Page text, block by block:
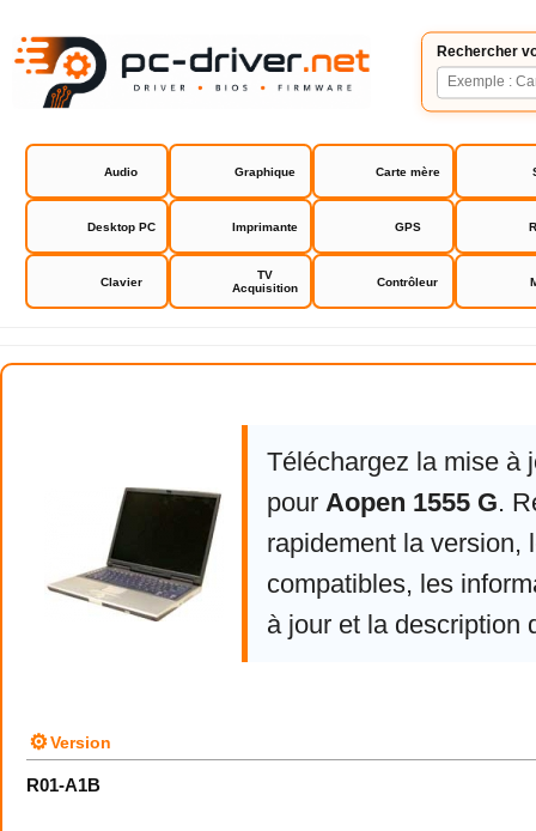
Rechercher
Audio Graphique Carte mère
Desktop PC Imprimante GPS
Clavier
TV
Acquisition
Contrôleur
Aopen 1555 G
Téléchargez la mise à
pour Aopen 1555 G.
rapidement la version,
compatibles, les
à jour et la description
⚙Version
R01-A1B